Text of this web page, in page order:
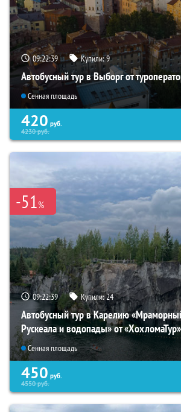
09:22:37 Купили:9
Автобусный тур в Выборг от
Сенная площадь
420 руб.
4230руб.
-51%
09:22:37 Купили:24
Автобусный тур в Карелию
Рускеала и водопады» от «ХохломаТур»
Сенная площадь
450 руб.
4550руб.